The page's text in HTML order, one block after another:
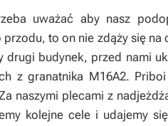
uważać aby nasz
to on nie zdąży się na
drugi budynek, przed nami
z granatnika M16A2.
naszymi plecami z
kolejne cele i udajemy